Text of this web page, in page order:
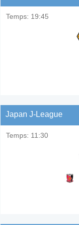
Temps: 19:45
Japan J-League
Temps: 11:30